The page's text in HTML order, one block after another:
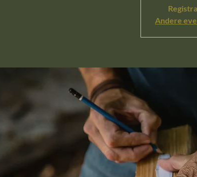
Andere